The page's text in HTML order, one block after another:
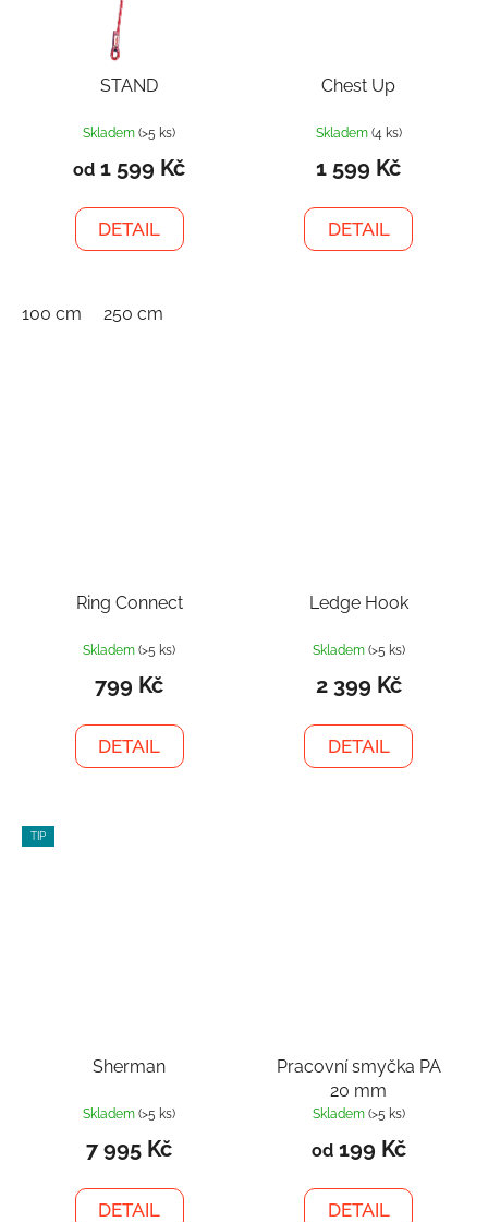
STAND
Skladem(>5 ks)
od 1 599 Kč
DETAIL
100 cm 250 cm
Chest Up
Skladem (4 ks)
1 599 Kč
DETAIL
Ring Connect
Skladem(>5 ks)
799 Kč
DETAIL
Ledge Hook
Skladem (>5 ks)
2 399 Kč
DETAIL
TIP
Sherman
Skladem(>5 ks)
7 995 Kč
DETAIL
Pracovní smyčka PA
20 mm
Skladem (>5 ks)
od199 Kč
DETAIL